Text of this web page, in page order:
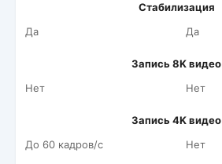
Стабилизация
Да
Да
Запись 8K видео
Нет
Нет
Запись 4K видео
До 60 кадров/c
Нет